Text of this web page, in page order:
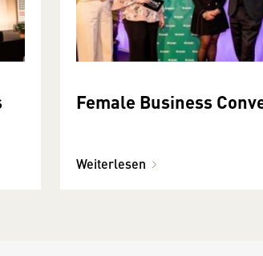
Female Business
Weiterlesen